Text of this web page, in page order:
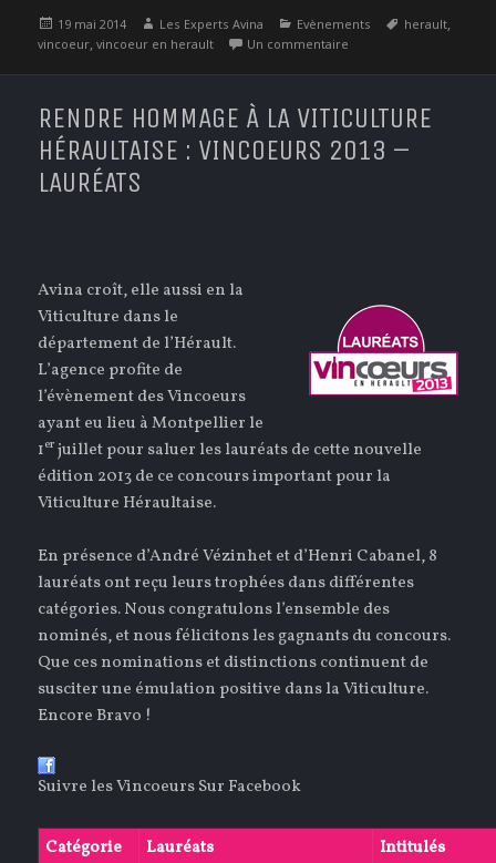
Publié
le
19 mai 2014 Auteur
Les Experts Avina Catégories
Evènements Étiquettes
herault,
vincoeur,vincoeur en herault Un commentaire
RENDRE HOMMAGE À LA VITICULTURE
HÉRAULTAISE : VINCOEURS 2013 –
LAURÉATS
Avina croît, elle aussi en la
Viticulture dans le
département de l’Hérault.
L’agence profite de
l’évènement des Vincoeurs
ayant eu lieu à Montpellier le
1erjuillet pour saluer les lauréats de cette nouvelle
édition 2013 de ce concours important pour la
Viticulture Héraultaise.
En présence d’André Vézinhet et d’Henri Cabanel, 8
lauréats ont reçu leurs trophées dans différentes
catégories. Nous congratulons l’ensemble des
nominés, et nous félicitons les gagnants du concours.
Que ces nominations et distinctions continuent de
susciter une émulation positive dans la Viticulture.
Encore Bravo !
Suivre les Vincoeurs Sur Facebook
Catégorie Lauréats
Intitulés